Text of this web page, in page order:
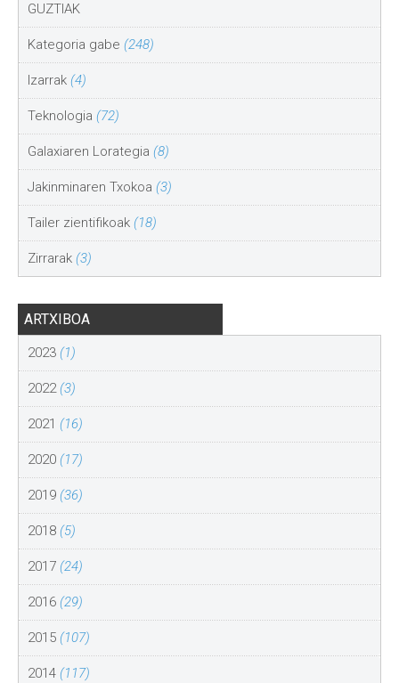
GUZTIAK
Kategoria gabe (248)
Izarrak (4)
Teknologia (72)
Galaxiaren Lorategia (8)
Jakinminaren Txokoa (3)
Tailer zientifikoak (18)
Zirrarak (3)
ARTXIBOA
2023 (1)
2022(3)
2021 (16)
2020 (17)
2019 (36)
2018 (5)
2017 (24)
2016 (29)
2015 (107)
2014 (117)